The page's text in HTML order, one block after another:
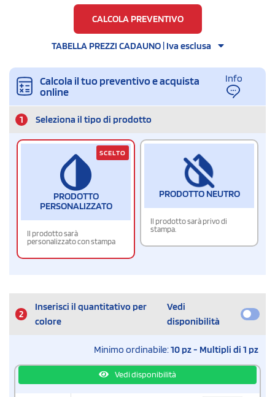
CALCOLA PREVENTIVO
TABELLA PREZZI CADAUNO | Iva esclusa
Calcola il tuo preventivo e acquista
online
Info
1 Seleziona il tipo di prodotto
PRODOTTO
PERSONALIZZATO
Il prodotto sarà
personalizzato con stampa
SCELTO
PRODOTTO NEUTRO
Il prodotto sarà privo di
stampa.
2
Inserisci il quantitativo per
colore
Vedi
disponibilità
Minimo ordinabile:10 pz - Multipli di 1 pz
Vedi disponibilità